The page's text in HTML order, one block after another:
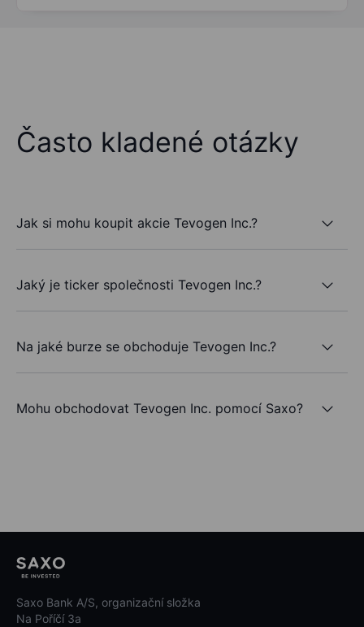
Často kladené otázky
Jak si mohu koupit akcie Tevogen Inc.?
Jaký je ticker společnosti Tevogen Inc.?
Na jaké burze se obchoduje Tevogen Inc.?
Mohu obchodovat Tevogen Inc. pomocí Saxo?
Saxo Bank A/S, organizační složka
Na Poříčí 3a